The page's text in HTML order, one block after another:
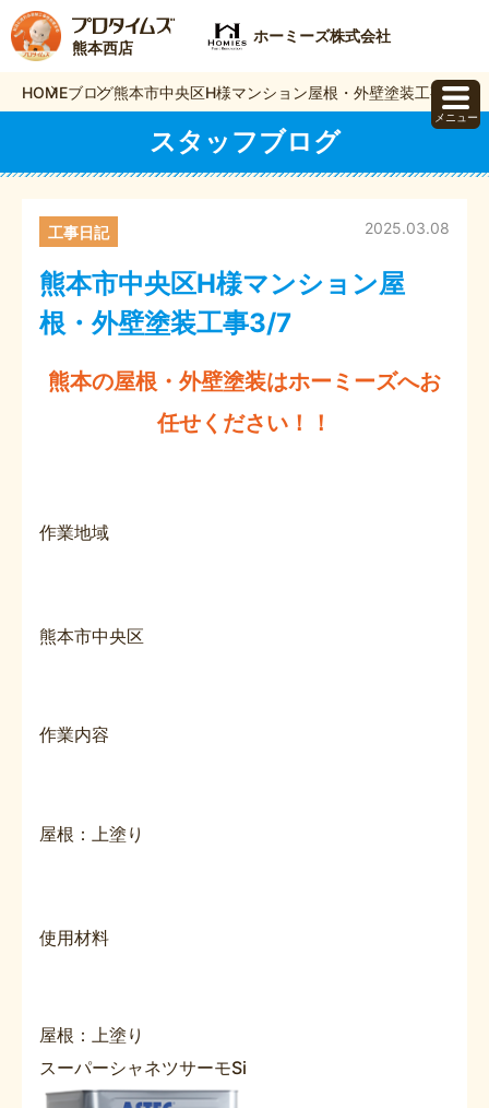
熊本西店
ホーミーズ株式会社
HOMEブログ熊本市中央区H様マンション屋根・外壁塗装工事3/7
スタッフブログ
熊本市中央区H様マンション屋
根・外壁塗装工事3/7
2025.03.08
工事日記
熊本の屋根・外壁塗装はホーミーズへお
任せください！！
作業地域
熊本市中央区
作業内容
屋根：上塗り
使用材料
屋根：上塗り
スーパーシャネツサーモSi
メニュー